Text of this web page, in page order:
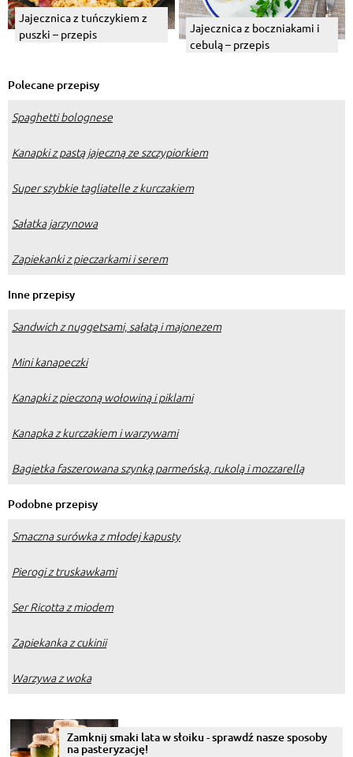
Jajecznica z tuńczykiem z
puszki – przepis
Jajecznica z boczniakami i
cebulą – przepis
Polecane przepisy
Spaghetti bolognese
Kanapki z pastą jajeczną ze szczypiorkiem
Super szybkie tagliatelle z kurczakiem
Sałatka jarzynowa
Zapiekanki z pieczarkami i serem
Inne przepisy
Sandwich z nuggetsami, sałatą i majonezem
Mini kanapeczki
Kanapki z pieczoną wołowiną i piklami
Kanapka z kurczakiem i warzywami
Bagietka faszerowana szynką parmeńską, rukolą i mozzarellą
Podobne przepisy
Smaczna surówka z młodej kapusty
Pierogi z truskawkami
Ser Ricotta z miodem
Zapiekanka z cukinii
Warzywa z woka
Zamknij smaki lata w słoiku - sprawdź nasze sposoby
na pasteryzację!